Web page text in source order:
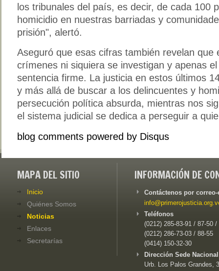
los tribunales del país, es decir, de cada 100
homicidio en nuestras barriadas y
prisión", alertó.
Aseguró que esas cifras también revelan que
crímenes ni siquiera se investigan y apenas
sentencia firme. La justicia en estos últimos
y más allá de buscar a los delincuentes y
persecución política absurda, mientras nos
el sistema judicial se dedica a perseguir a
blog comments powered by Disqus
MAPA DEL SITIO
Inicio
Quiénes Somos
Noticias
Enlaces
Secretarías
INFORMACIÓN DE
Contáctenos por
Teléfonos
(0212) 285-83-91 / 87-50 /
(0212) 286-73-03 / 88-55
(0414) 150-32-30
Dirección Sede
Urb. Los Palos Grandes,